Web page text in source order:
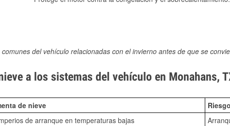
del vehículo relacionadas con el invierno antes de que se
a los sistemas del vehículo en Monahans,
de nieve
de arranque en temperaturas bajas